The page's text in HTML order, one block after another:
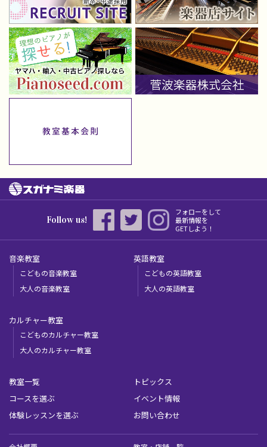
Follow us!
フォローをして
最新情報を
GETしよう！
音楽教室
こどもの音楽教室
大人の音楽教室
英語教室
こどもの英語教室
大人の英語教室
カルチャー教室
こどものカルチャー教室
大人のカルチャー教室
教室一覧
コースを選ぶ
体験レッスンを選ぶ
トピックス
イベント情報
お問い合わせ